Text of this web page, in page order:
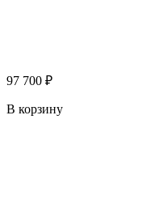
97 700 ₽
В корзину